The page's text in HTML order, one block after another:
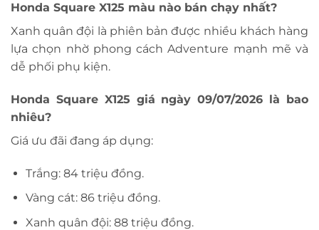
Honda Square X125 màu nào bán chạy nhất?
Xanh quân đội là phiên bản được nhiều khách hàng
lựa chọn nhờ phong cách Adventure mạnh mẽ và
dễ phối phụ kiện.
Honda Square X125 giá ngày 09/07/2026 là bao
nhiêu?
Giá ưu đãi đang áp dụng:
Trắng: 84 triệu đồng.
Vàng cát: 86 triệu đồng.
Xanh quân đội: 88 triệu đồng.